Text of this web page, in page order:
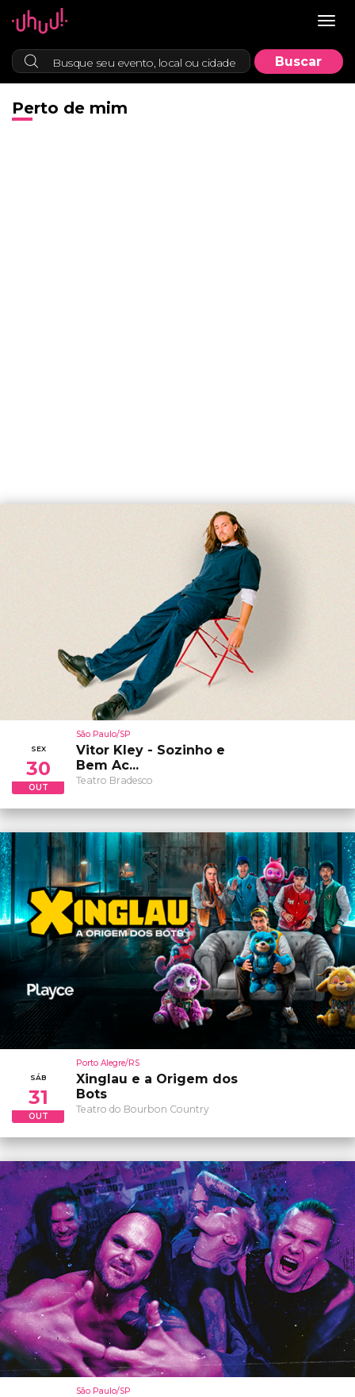
Perto de mim
SEX
30
OUT
São Paulo/SP
Vitor Kley - Sozinho e
Bem Ac...
Teatro Bradesco
SÁB
31
OUT
Porto Alegre/RS
Xinglau e a Origem dos
Bots
Teatro do Bourbon Country
São Paulo/SP